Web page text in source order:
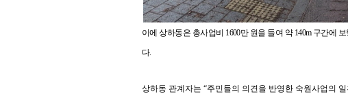
이에 상하동은 총사업비 1600만 원을 들여 약 140m 구간에
다.
상하동 관계자는 “주민들의 의견을 반영한 숙원사업의